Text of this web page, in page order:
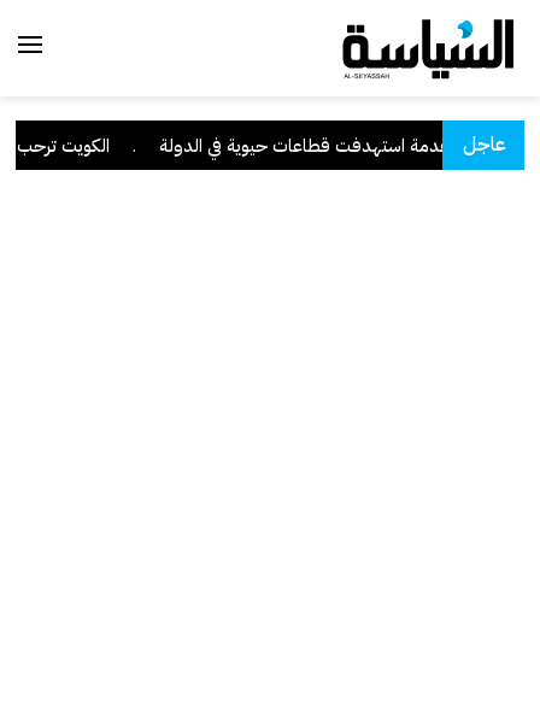
عاجلمتقدمة استهدفت قطاعات حيوية في الدولة الكويت ترحب